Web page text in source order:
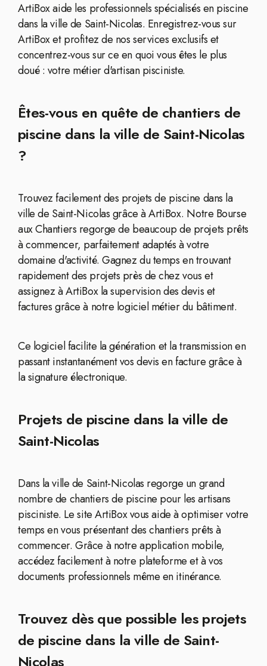
ArtiBox aide les professionnels spécialisés en piscine
dans la ville de Saint-Nicolas. Enregistrez-vous sur
ArtiBox et profitez de nos services exclusifs et
concentrez-vous sur ce en quoi vous êtes le plus
doué : votre métier d'artisan pisciniste.
Êtes-vous en quête de chantiers de
piscine dans la ville de Saint-Nicolas
?
Trouvez facilement des projets de piscine dans la
ville de Saint-Nicolas grâce à ArtiBox. Notre Bourse
aux Chantiers regorge de beaucoup de projets prêts
à commencer, parfaitement adaptés à votre
domaine d'activité. Gagnez du temps en trouvant
rapidement des projets près de chez vous et
assignez à ArtiBox la supervision des devis et
factures grâce à notre logiciel métier du bâtiment.
Ce logiciel facilite la génération et la transmission en
passant instantanément vos devis en facture grâce à
la signature électronique.
Projets de piscine dans la ville de
Saint-Nicolas
Dans la ville de Saint-Nicolas regorge un grand
nombre de chantiers de piscine pour les artisans
pisciniste. Le site ArtiBox vous aide à optimiser votre
temps en vous présentant des chantiers prêts à
commencer. Grâce à notre application mobile,
accédez facilement à notre plateforme et à vos
documents professionnels même en itinérance.
Trouvez dès que possible les projets
de piscine dans la ville de Saint-
Nicolas